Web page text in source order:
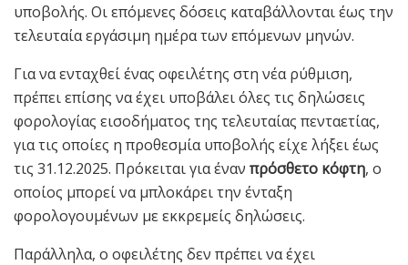
υποβολής. Οι επόμενες δόσεις καταβάλλονται έως την
τελευταία εργάσιμη ημέρα των επόμενων μηνών.
Για να ενταχθεί ένας οφειλέτης στη νέα ρύθμιση,
πρέπει επίσης να έχει υποβάλει όλες τις δηλώσεις
φορολογίας εισοδήματος της τελευταίας πενταετίας,
για τις οποίες η προθεσμία υποβολής είχε λήξει έως
τις 31.12.2025. Πρόκειται για έναν πρόσθετο κόφτη, ο
οποίος μπορεί να μπλοκάρει την ένταξη
φορολογουμένων με εκκρεμείς δηλώσεις.
Παράλληλα, ο οφειλέτης δεν πρέπει να έχει